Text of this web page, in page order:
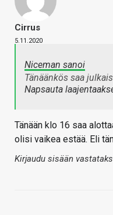
Cirrus
5.11.2020
Niceman sanoi
Tänäänkös saa
Napsauta
Tänään klo 16 saa
olisi vaikea estää. Eli
Kirjaudu sisään